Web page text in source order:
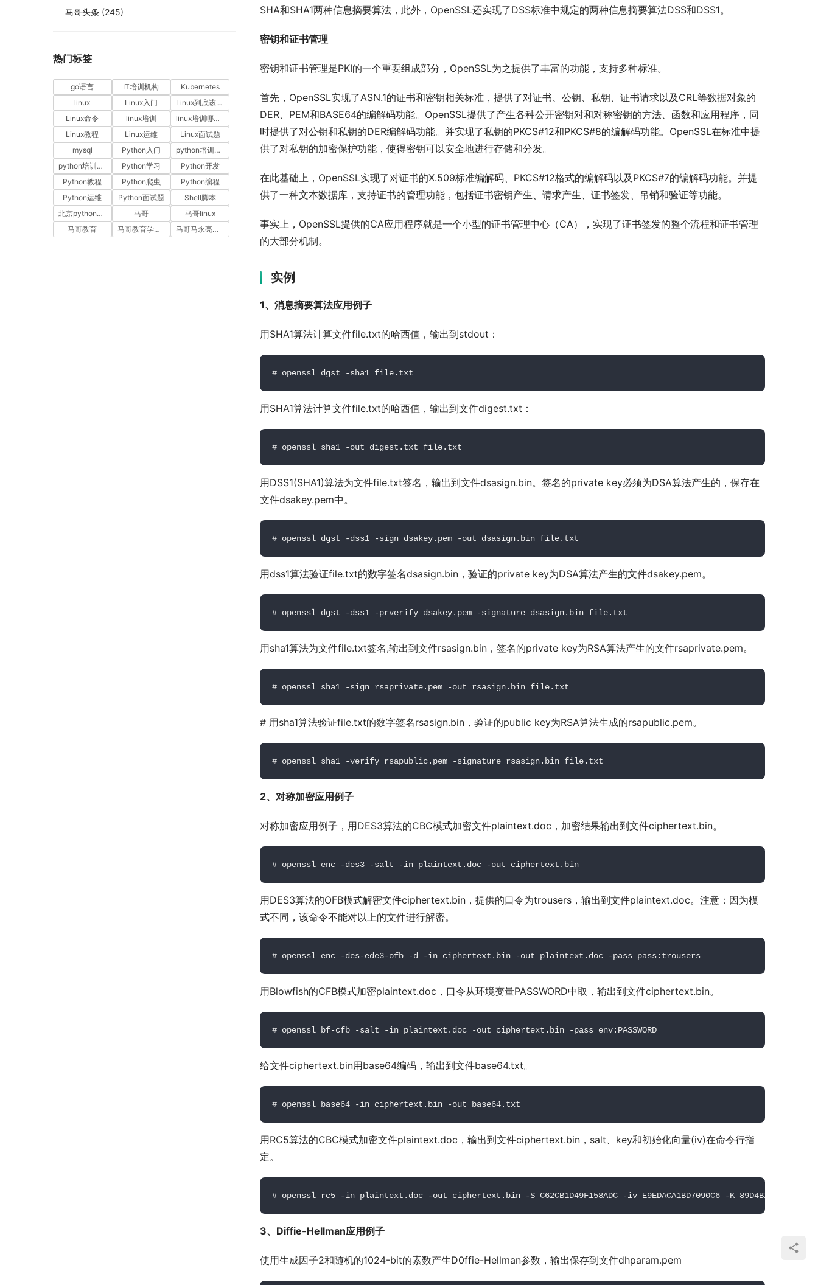
SHA和SHA1两种信息摘要算法，此外，OpenSSL还实现了DSS标准中规定的两种信息摘要算法DSS和DSS1。
密钥和证书管理
密钥和证书管理是PKI的一个重要组成部分，OpenSSL为之提供了丰富的功能，支持多种标准。
首先，OpenSSL实现了ASN.1的证书和密钥相关标准，提供了对证书、公钥、私钥、证书请求以及CRL等数据对象的
DER、PEM和BASE64的编解码功能。OpenSSL提供了产生各种公开密钥对和对称密钥的方法、函数和应用程序，同
时提供了对公钥和私钥的DER编解码功能。并实现了私钥的PKCS#12和PKCS#8的编解码功能。OpenSSL在标准中提
供了对私钥的加密保护功能，使得密钥可以安全地进行存储和分发。
在此基础上，OpenSSL实现了对证书的X.509标准编解码、PKCS#12格式的编解码以及PKCS#7的编解码功能。并提
供了一种文本数据库，支持证书的管理功能，包括证书密钥产生、请求产生、证书签发、吊销和验证等功能。
事实上，OpenSSL提供的CA应用程序就是一个小型的证书管理中心（CA），实现了证书签发的整个流程和证书管理
的大部分机制。
实例
1、消息摘要算法应用例子
用SHA1算法计算文件file.txt的哈西值，输出到stdout：
# openssl dgst -sha1 file.txt
用SHA1算法计算文件file.txt的哈西值，输出到文件digest.txt：
# openssl sha1 -out digest.txt file.txt
用DSS1(SHA1)算法为文件file.txt签名，输出到文件dsasign.bin。签名的private key必须为DSA算法产生的，保存在
文件dsakey.pem中。
# openssl dgst -dss1 -sign dsakey.pem -out dsasign.bin file.txt
用dss1算法验证file.txt的数字签名dsasign.bin，验证的private key为DSA算法产生的文件dsakey.pem。
# openssl dgst -dss1 -prverify dsakey.pem -signature dsasign.bin file.txt
用sha1算法为文件file.txt签名,输出到文件rsasign.bin，签名的private key为RSA算法产生的文件rsaprivate.pem。
# openssl sha1 -sign rsaprivate.pem -out rsasign.bin file.txt
# 用sha1算法验证file.txt的数字签名rsasign.bin，验证的public key为RSA算法生成的rsapublic.pem。
# openssl sha1 -verify rsapublic.pem -signature rsasign.bin file.txt
2、对称加密应用例子
对称加密应用例子，用DES3算法的CBC模式加密文件plaintext.doc，加密结果输出到文件ciphertext.bin。
# openssl enc -des3 -salt -in plaintext.doc -out ciphertext.bin
用DES3算法的OFB模式解密文件ciphertext.bin，提供的口令为trousers，输出到文件plaintext.doc。注意：因为模
式不同，该命令不能对以上的文件进行解密。
# openssl enc -des-ede3-ofb -d -in ciphertext.bin -out plaintext.doc -pass pass:trousers
用Blowfish的CFB模式加密plaintext.doc，口令从环境变量PASSWORD中取，输出到文件ciphertext.bin。
# openssl bf-cfb -salt -in plaintext.doc -out ciphertext.bin -pass env:PASSWORD
给文件ciphertext.bin用base64编码，输出到文件base64.txt。
# openssl base64 -in ciphertext.bin -out base64.txt
用RC5算法的CBC模式加密文件plaintext.doc，输出到文件ciphertext.bin，salt、key和初始化向量(iv)在命令行指
定。
# openssl rc5 -in plaintext.doc -out ciphertext.bin -S C62CB1D49F158ADC -iv E9EDACA1BD7090C6 -K
3、Diffie-Hellman应用例子
使用生成因子2和随机的1024-bit的素数产生D0ffie-Hellman参数，输出保存到文件dhparam.pem
马哥头条 (245)
热门标签
go语言 IT培训机构
Kubernetes
linux
Linux入门
Linux到底该怎样学？
Linux命令
linux培训
linux培训哪家好
Linux教程
Linux运维
Linux面试题
mysql
Python入门
python培训哪家好
python培训排名
Python学习
Python开发
Python教程
Python爬虫
Python编程
Python运维
Python面试题
Shell脚本
北京python培训
马哥
马哥linux
马哥教育
马哥教育学员故事 马哥马永亮，马哥linux讲师，马哥教育ceo